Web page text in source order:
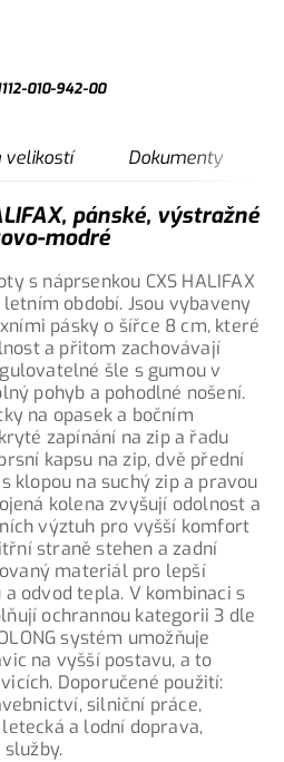
010-942-00
velikostí Dokumenty
pánské, výstražné
modré
s náprsenkou CXS HALIFAX
období. Jsou vybaveny
pásky o šířce 8 cm, které
a přitom zachovávají
šle s gumou v
pohyb a pohodlné nošení.
na opasek a bočním
zapínání na zip a řadu
kapsu na zip, dvě přední
klopou na suchý zip a pravou
kolena zvyšují odolnost a
výztuh pro vyšší komfort
straně stehen a zadní
materiál pro lepší
odvod tepla. V kombinaci s
ochrannou kategorii 3 dle
systém umožňuje
na vyšší postavu, a to
Doporučené použití:
silniční práce,
a lodní doprava,